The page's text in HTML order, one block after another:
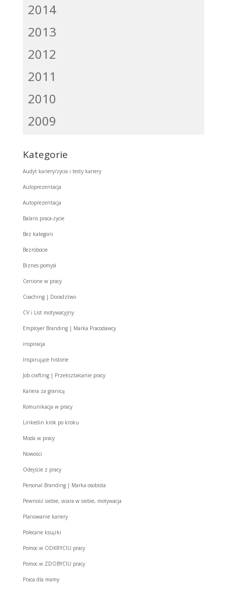
2014
2013
2012
2011
2010
2009
Kategorie
Audyt kariery/życia i testy kariery
Autoprezentacja
Autoprezentacja
Balans praca-życie
Bez kategorii
Bezrobocie
Biznes pomysł
Cenione w pracy
Coaching | Doradztwo
CV i List motywacyjny
Employer Branding | Marka Pracodawcy
inspiracja
Inspirujące historie
Job crafting | Przekształcanie pracy
Kariera za granicą
Komunikacja w pracy
Linkedin krok po kroku
Moda w pracy
Nowości
Odejście z pracy
Personal Branding | Marka osobista
Pewność siebie, wiara w siebie, motywacja
Planowanie kariery
Polecane książki
Pomoc w ODKRYCIU pracy
Pomoc w ZDOBYCIU pracy
Praca dla mamy